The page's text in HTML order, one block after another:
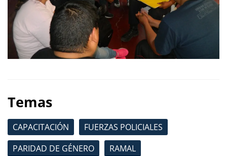
Temas
CAPACITACIÓN
FUERZAS POLICIALES
PARIDAD DE GÉNERO
RAMAL